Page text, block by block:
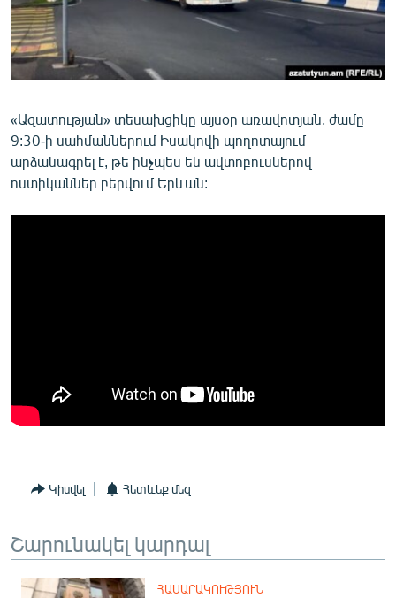
ՄՇԱԿՈՒՅԹ
ՍՊՈՐՏ
ՄԵԿՆԱԲԱՆՈՒԹՅՈՒՆ
ՏՏ ԵՒ ԻՆՏԵՐՆԵՏ
ԿՈՐՈՆԱՎԻՐՈՒՍ
ԱՐԽԻՎ
ՏԵՍԱՆՅՈՒԹԵՐ
English
Русский
«Ազատության» բոլոր կայքերը
«Ազատության» տեսախցիկը այսօր առավոտյան, ժամը
9:30-ի սահմաններում Իսակովի պողոտայում
արձանագրել է, թե ինչպես են ավտոբուսներով
ոստիկաններ բերվում Երևան:
Կիսվել Հետևեք մեզ
Շարունակել կարդալ
ՀԱՍԱՐԱԿՈՒԹՅՈՒՆ